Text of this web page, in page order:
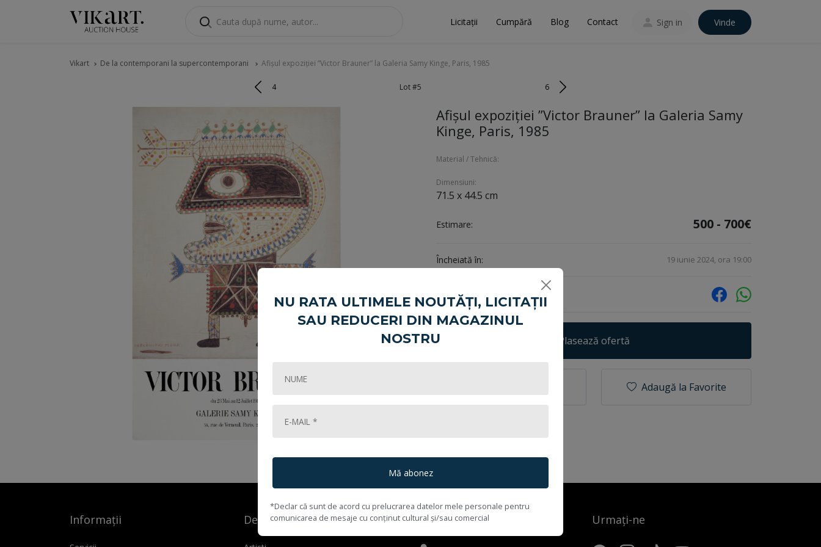
Licitații Cumpără Blog Contact Sign in Vinde
Vikart De la contemporani la supercontemporani Afișul expoziției ”Victor Brauner” la Galeria Samy Kinge, Paris, 1985
4 Lot #5 6
Afișul expoziției ”Victor Brauner” la Galeria Samy
Kinge, Paris, 1985
Material / Tehnică:
Dimensiuni:
71.5 x 44.5 cm
Estimare: 500 - 700€
Încheiată în: 19 iunie 2024, ora 19:00
Share:
Plasează ofertă
Adaugă la Favorite
Informații Despre noi Unde ne găsești? Urmați-ne
NU RATA ULTIMELE NOUTĂȚI, LICITAȚII
SAU REDUCERI DIN MAGAZINUL
NOSTRU
Mă abonez
*Declar că sunt de acord cu prelucrarea datelor mele personale pentru
comunicarea de mesaje cu conținut cultural și/sau comercial